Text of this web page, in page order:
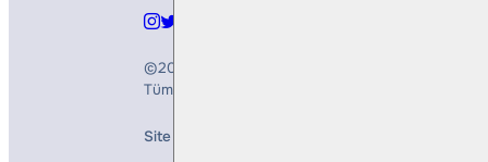
©2026
Tüm Hakları Saklıdır
Site Creation & Technology by